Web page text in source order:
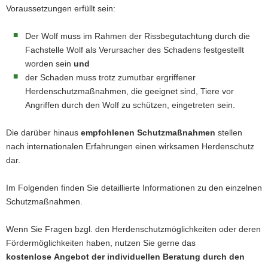
Voraussetzungen erfüllt sein:
Der Wolf muss im Rahmen der Rissbegutachtung durch die
Fachstelle Wolf als Verursacher des Schadens festgestellt
worden sein und
der Schaden muss trotz zumutbar ergriffener
Herdenschutzmaßnahmen, die geeignet sind, Tiere vor
Angriffen durch den Wolf zu schützen, eingetreten sein.
Die darüber hinaus empfohlenen Schutzmaßnahmen stellen
nach internationalen Erfahrungen einen wirksamen Herdenschutz
dar.
Im Folgenden finden Sie detaillierte Informationen zu den einzelnen
Schutzmaßnahmen.
Wenn Sie Fragen bzgl. den Herdenschutzmöglichkeiten oder deren
Fördermöglichkeiten haben, nutzen Sie gerne das
kostenlose Angebot der individuellen Beratung durch den